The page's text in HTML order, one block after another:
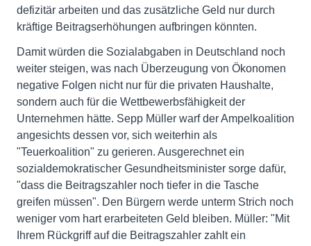
defizitär arbeiten und das zusätzliche Geld nur durch
kräftige Beitragserhöhungen aufbringen könnten.
Damit würden die Sozialabgaben in Deutschland noch
weiter steigen, was nach Überzeugung von Ökonomen
negative Folgen nicht nur für die privaten Haushalte,
sondern auch für die Wettbewerbsfähigkeit der
Unternehmen hätte. Sepp Müller warf der Ampelkoalition
angesichts dessen vor, sich weiterhin als
"Teuerkoalition" zu gerieren. Ausgerechnet ein
sozialdemokratischer Gesundheitsminister sorge dafür,
"dass die Beitragszahler noch tiefer in die Tasche
greifen müssen". Den Bürgern werde unterm Strich noch
weniger vom hart erarbeiteten Geld bleiben. Müller: "Mit
Ihrem Rückgriff auf die Beitragszahler zahlt ein